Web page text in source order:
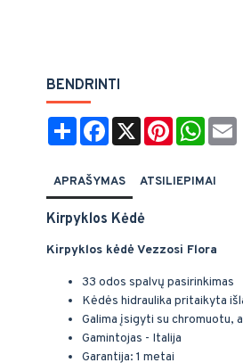
BENDRINTI
Share Facebook
X Pinterest
APRAŠYMAS ATSILIEPIMAI
Kirpyklos Kėdė
Kirpyklos kėdė Vezzosi Flora
33 odos spalvų pasirinkimas
Kėdės hidraulika pritaikyta
Galima įsigyti su chromuotu,
Gamintojas - Italija
Garantija: 1 metai